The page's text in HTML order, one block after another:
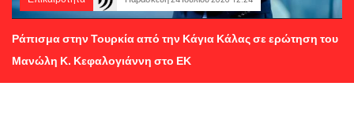
Ράπισμα στην Τουρκία από την Κάγια Κάλας σε ερώτηση του
Μανώλη Κ. Κεφαλογιάννη στο ΕΚ